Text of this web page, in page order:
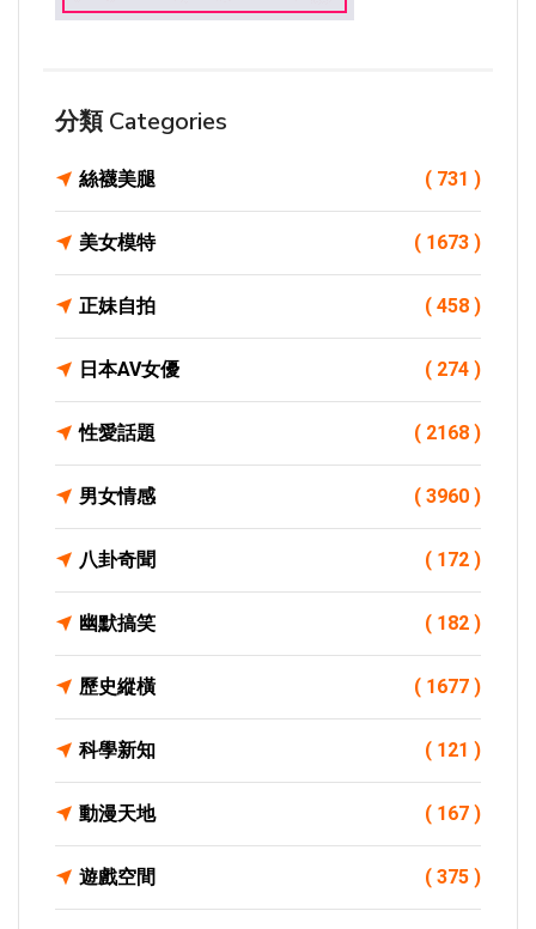
分類 Categories
絲襪美腿 ( 731 )
美女模特 ( 1673 )
正妹自拍 ( 458 )
日本AV女優 ( 274 )
性愛話題 ( 2168 )
男女情感 ( 3960 )
八卦奇聞 ( 172 )
幽默搞笑 ( 182 )
歷史縱橫 ( 1677 )
科學新知 ( 121 )
動漫天地 ( 167 )
遊戲空間 ( 375 )